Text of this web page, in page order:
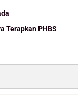
Terapkan PHBS